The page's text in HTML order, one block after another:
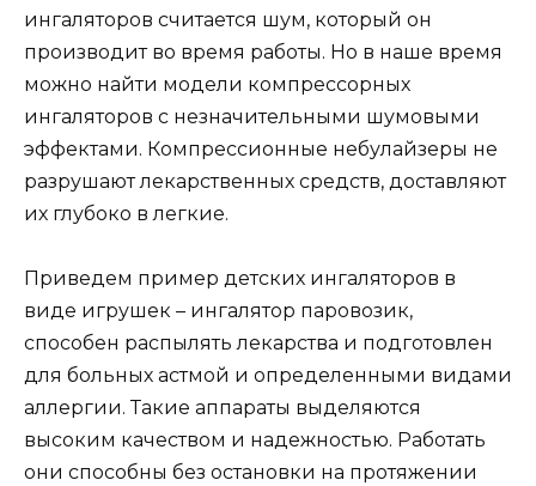
ингаляторов считается шум, который он
производит во время работы. Но в наше время
можно найти модели компрессорных
ингаляторов с незначительными шумовыми
эффектами. Компрессионные небулайзеры не
разрушают лекарственных средств, доставляют
их глубоко в легкие.
Приведем пример детских ингаляторов в
виде игрушек – ингалятор паровозик,
способен распылять лекарства и подготовлен
для больных астмой и определенными видами
аллергии. Такие аппараты выделяются
высоким качеством и надежностью. Работать
они способны без остановки на протяжении